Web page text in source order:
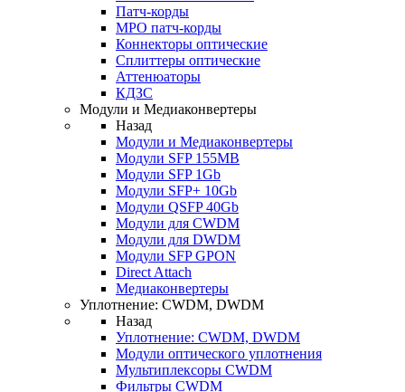
Патч-корды
MPO патч-корды
Коннекторы оптические
Сплиттеры оптические
Аттенюаторы
КДЗС
Модули и Медиаконвертеры
Назад
Модули и Медиаконвертеры
Модули SFP 155MB
Модули SFP 1Gb
Модули SFP+ 10Gb
Модули QSFP 40Gb
Модули для CWDM
Модули для DWDM
Модули SFP GPON
Direct Attach
Медиаконвертеры
Уплотнение: CWDM, DWDM
Назад
Уплотнение: CWDM, DWDM
Модули оптического уплотнения
Мультиплексоры CWDM
Фильтры CWDM